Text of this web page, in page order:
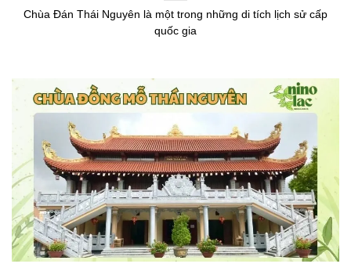
Chùa Đán Thái Nguyên là một trong những di tích lịch sử cấp
quốc gia